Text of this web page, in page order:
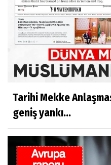
Tarihi Mekke
geniş yankı...